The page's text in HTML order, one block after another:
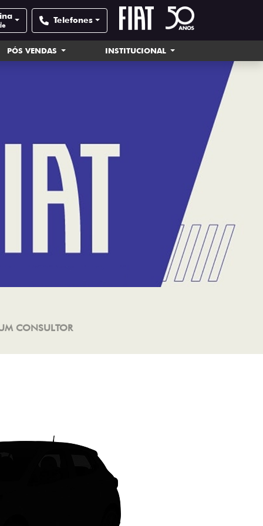
Telefones
PÓS VENDAS INSTITUCIONAL
CONSULTOR